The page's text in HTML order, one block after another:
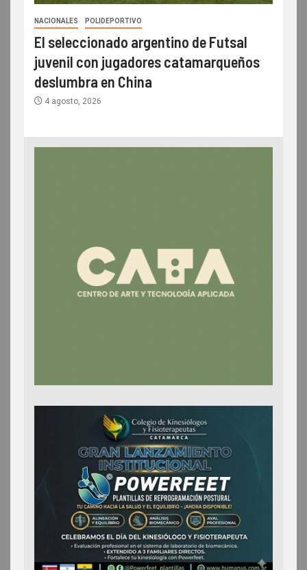
NACIONALES POLIDEPORTIVO
El seleccionado argentino de Futsal
juvenil con jugadores catamarqueños
deslumbra en China
4 agosto, 2026